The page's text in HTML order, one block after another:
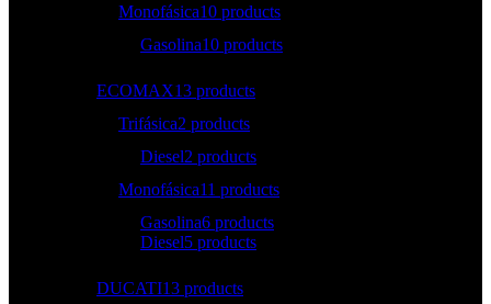
Monofásica10 products
Gasolina10 products
ECOMAX13 products
Trifásica2 products
Diesel2 products
Monofásica11 products
Gasolina6 products
Diesel5 products
DUCATI13 products